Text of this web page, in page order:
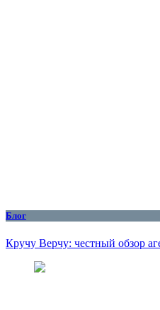
Блог
Кручу Верчу: честный обзор